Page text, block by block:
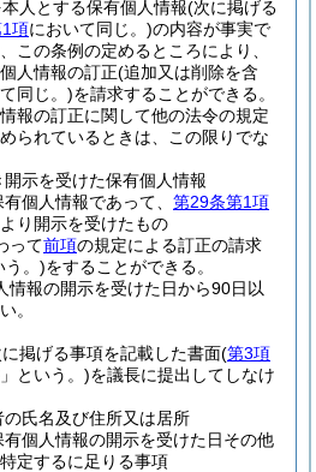
人とする保有個人情報(次に掲げる
項において同じ。)の内容が事実で
この条例の定めるところにより、
人情報の訂正(追加又は削除を含
同じ。)を請求することができる。
報の訂正に関して他の法令の規定
られているときは、この限りでな
示を受けた保有個人情報
個人情報であって、 第29条第1項
り開示を受けたもの
って前項の規定による訂正の請求
う。)をすることができる。
情報の開示を受けた日から90日以
。
掲げる事項を記載した書面(第3項
という。)を議長に提出してしなけ
氏名及び住所又は居所
個人情報の開示を受けた日その他
定するに足りる事項